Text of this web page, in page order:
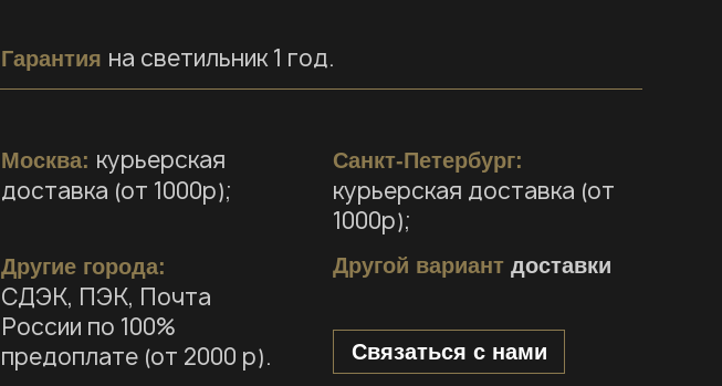
Гарантия на светильник 1 год.
Москва: курьерская
доставка (от 1000р);
Санкт-Петербург:
курьерская доставка (от
1000р);
Другие города:
СДЭК, ПЭК, Почта
России по 100%
предоплате (от 2000 р).
Другой вариант доставки
Связаться с нами